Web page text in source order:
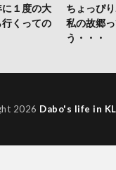
１度の大
くっての
ちょっぴ
私の故郷
う・・・
2026 Dabo's life in